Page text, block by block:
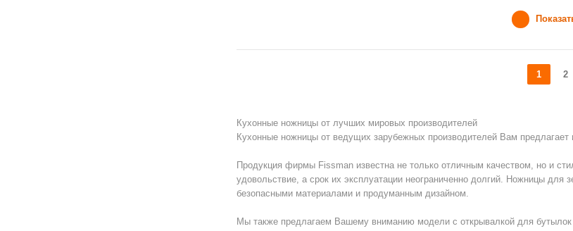
1 2
Кухонные ножницы от лучших мировых производителей
Кухонные ножницы от ведущих зарубежных производителей Вам предлагает
Продукция фирмы Fissman известна не только отличным качеством, но и
удовольствие, а срок их эксплуатации неограниченно долгий. Ножницы
безопасными материалами и продуманным дизайном.
Мы также предлагаем Вашему вниманию модели с открывалкой для